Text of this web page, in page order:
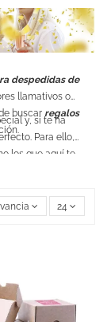
despedidas de
llamativos o
buscar regalos
y, si te ha
Para ello,
los que aquí te
24